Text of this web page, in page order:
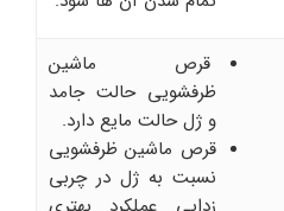
قرص ماشین
ظرفشویی حالت جامد
و ژل حالت مایع دارد.
قرص ماشین ظرفشویی
نسبت به ژل در چربی